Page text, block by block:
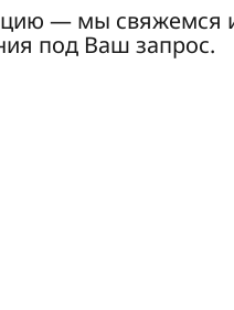
— мы свяжемся
под Ваш запрос.